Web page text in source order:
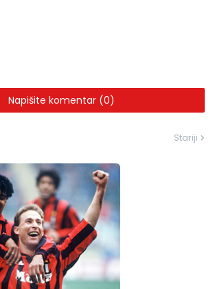
Napišite komentar (0)
Stariji